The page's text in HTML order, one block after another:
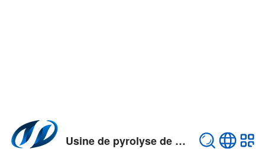
Usine de pyrolyse de pneus usés/plastiques